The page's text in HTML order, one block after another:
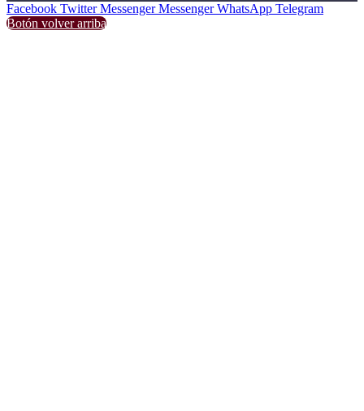
Facebook Twitter Messenger Messenger WhatsApp Telegram
Botón volver arriba